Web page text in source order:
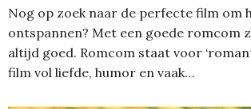
Nog op zoek naar de perfecte film om
ontspannen? Met een goede romcom
altijd goed. Romcom staat voor
film vol liefde, humor en vaak…